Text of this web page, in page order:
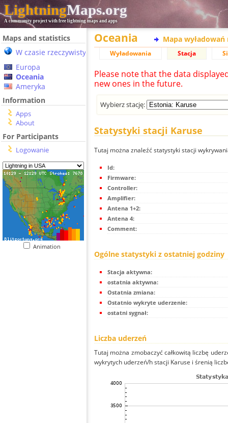
LightningMaps.org
A community project with free lightning maps and apps
Maps and statistics
W czasie rzeczywistym
Europa
Oceania
Ameryka
Information
Apps
About
For Participants
Logowanie
Animation
Oceania Mapa wyładowań
Wyładowania Stacja
Please note that the data
new ones in the future.
Wybierz stację:
Statystyki stacji Karuse
Tutaj można znaleźć statystyki stacji
Id:
Firmware:
Controller:
Amplifier:
Antena 1+2:
Antena 4:
Comment:
Ogólne statystyki z ostatniej godziny
Stacja aktywna:
ostatnia aktywna:
Ostatnia zmiana:
Ostatnio wykryte uderzenie:
ostatni sygnał:
Liczba uderzeń
Tutaj można zmobaczyć całkowitą liczbę
wykrytych uderzeń/h stacji Karuse i śrenią